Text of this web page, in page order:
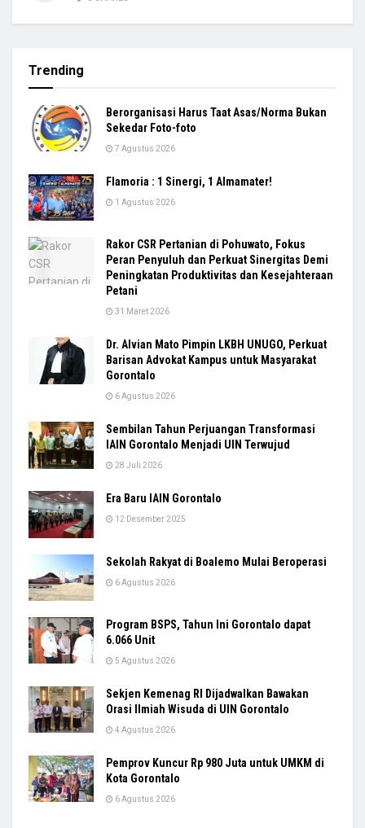
Trending
Berorganisasi Harus Taat Asas/Norma Bukan
Sekedar Foto-foto
7 Agustus 2026
Flamoria : 1 Sinergi, 1 Almamater!
1 Agustus 2026
Rakor CSR Pertanian di Pohuwato, Fokus
Peran Penyuluh dan Perkuat Sinergitas Demi
Peningkatan Produktivitas dan Kesejahteraan
Petani
31 Maret 2026
Dr. Alvian Mato Pimpin LKBH UNUGO, Perkuat
Barisan Advokat Kampus untuk Masyarakat
Gorontalo
6 Agustus 2026
Sembilan Tahun Perjuangan Transformasi
IAIN Gorontalo Menjadi UIN Terwujud
28 Juli 2026
Era Baru IAIN Gorontalo
12 Desember 2025
Sekolah Rakyat di Boalemo Mulai Beroperasi
6 Agustus 2026
Program BSPS, Tahun Ini Gorontalo dapat
6.066 Unit
5 Agustus 2026
Sekjen Kemenag RI Dijadwalkan Bawakan
Orasi Ilmiah Wisuda di UIN Gorontalo
4 Agustus 2026
Pemprov Kuncur Rp 980 Juta untuk UMKM di
Kota Gorontalo
6 Agustus 2026